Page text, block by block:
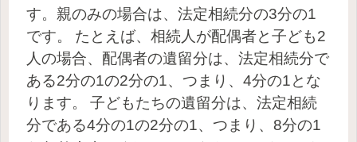
す。親のみの場合は、法定相続分の3分の1
です。
たとえば、相続人が配偶者と子ども2
人の場合、配偶者の遺留分は、法定相続分で
ある2分の1の2分の1、つまり、4分の1とな
ります。
子どもたちの遺留分は、法定相続
分である4分の1の2分の1、つまり、8分の1